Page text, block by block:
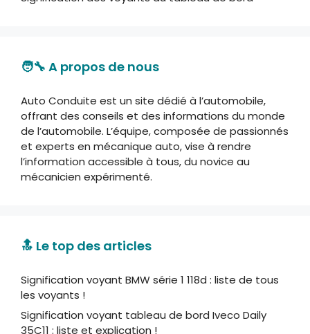
🧑‍🔧 A propos de nous
Auto Conduite est un site dédié à l’automobile,
offrant des conseils et des informations du monde
de l’automobile. L’équipe, composée de passionnés
et experts en mécanique auto, vise à rendre
l’information accessible à tous, du novice au
mécanicien expérimenté.
🔝 Le top des articles
Signification voyant BMW série 1 118d : liste de tous
les voyants !
Signification voyant tableau de bord Iveco Daily
35C11 : liste et explication !